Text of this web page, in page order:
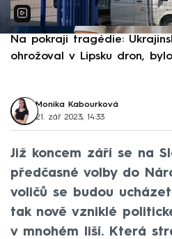
Na pokraji tragédie:
ohrožoval v Lipsku dron,
Monika Kabourková
21. zář 2023, 14:33
Již koncem září se na
předčasné volby do
voličů se budou
tak nově vzniklé
v mnohém liší. Která